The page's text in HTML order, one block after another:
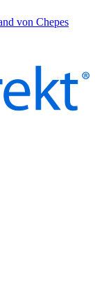
von Chepes